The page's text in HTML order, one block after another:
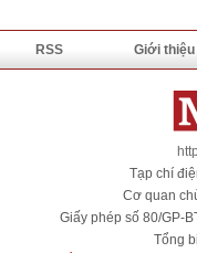
RSS Giới thiệu
Tạp chí
Cơ quan
Giấy phép số 80/GP-
Tổng